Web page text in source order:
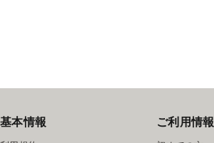
基本情報 ご利用情報